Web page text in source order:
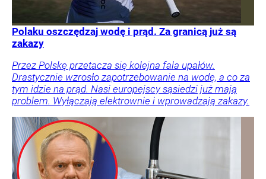
Polaku oszczędzaj wodę i prąd. Za granicą już są
zakazy
Przez Polskę przetacza się kolejna fala upałów.
Drastycznie wzrosło zapotrzebowanie na wodę, a co za
tym idzie na prąd. Nasi europejscy sąsiedzi już mają
problem. Wyłączają elektrownie i wprowadzają zakazy.